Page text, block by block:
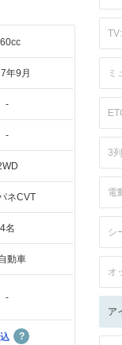
年9月
-
-
ネCVT
4名
動車
-
ミ
3
電
シ
オ
ア